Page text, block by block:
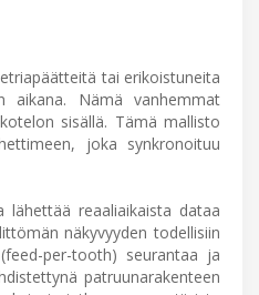
tai erikoistuneita
aikana. Nämä vanhemmat
sisällä. Tämä mallisto
joka synkronoituu
reaaliaikaista dataa
näkyvyyden todellisiin
per-tooth) seurantaa ja
patruunarakenteen